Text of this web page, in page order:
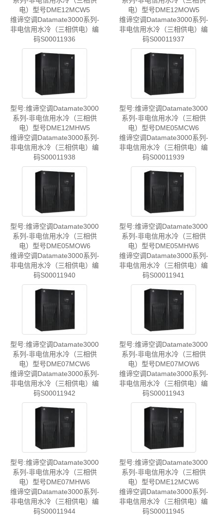
电）型号DME12MCW5
维谛空调Datamate3000系列-
非电信用水冷（三相供电）编
码S00011936
电）型号DME12MOW5
维谛空调Datamate3000系列-
非电信用水冷（三相供电）编
码S00011937
型号:维谛空调Datamate3000
系列-非电信用水冷（三相供
电）型号DME12MHW5
维谛空调Datamate3000系列-
非电信用水冷（三相供电）编
码S00011938
型号:维谛空调Datamate3000
系列-非电信用水冷（三相供
电）型号DME05MCW6
维谛空调Datamate3000系列-
非电信用水冷（三相供电）编
码S00011939
型号:维谛空调Datamate3000
系列-非电信用水冷（三相供
电）型号DME05MOW6
维谛空调Datamate3000系列-
非电信用水冷（三相供电）编
码S00011940
型号:维谛空调Datamate3000
系列-非电信用水冷（三相供
电）型号DME05MHW6
维谛空调Datamate3000系列-
非电信用水冷（三相供电）编
码S00011941
型号:维谛空调Datamate3000
系列-非电信用水冷（三相供
电）型号DME07MCW6
维谛空调Datamate3000系列-
非电信用水冷（三相供电）编
码S00011942
型号:维谛空调Datamate3000
系列-非电信用水冷（三相供
电）型号DME07MOW6
维谛空调Datamate3000系列-
非电信用水冷（三相供电）编
码S00011943
型号:维谛空调Datamate3000
系列-非电信用水冷（三相供
电）型号DME07MHW6
维谛空调Datamate3000系列-
非电信用水冷（三相供电）编
码S00011944
型号:维谛空调Datamate3000
系列-非电信用水冷（三相供
电）型号DME12MCW6
维谛空调Datamate3000系列-
非电信用水冷（三相供电）编
码S00011945